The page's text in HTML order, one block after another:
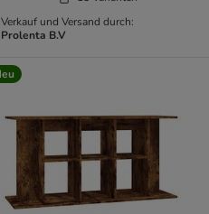
Verkauf und Versand durch:
Prolenta B.V